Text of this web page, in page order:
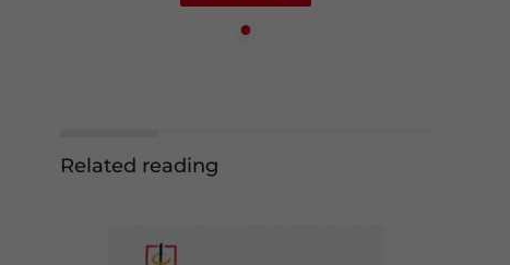
Related reading